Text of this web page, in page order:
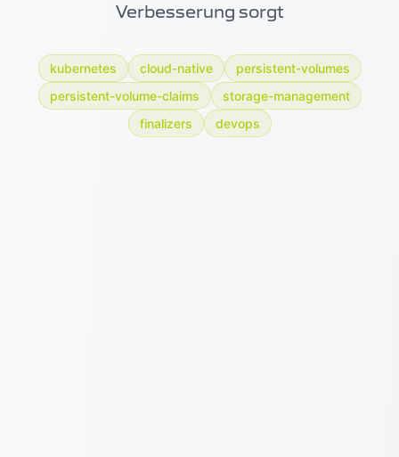
Verbesserung sorgt
kubernetes cloud-native
persistent-volumes
persistent-volume-claims
storage-management
finalizers
devops